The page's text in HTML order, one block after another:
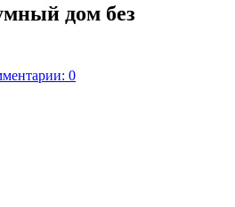
дом без
0